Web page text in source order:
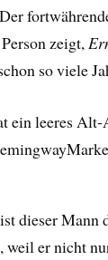
zeigt,
so viele
dieser Mann
weil er nicht